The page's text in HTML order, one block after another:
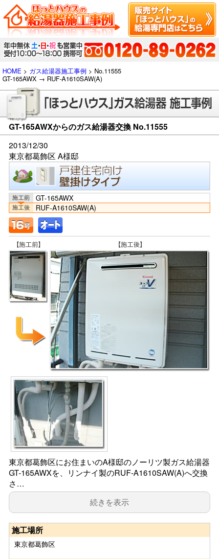
HOME > ガス給湯器施工事例 > No.11555
GT-165AWX → RUF-A1610SAW(A)
GT-165AWXからのガス給湯器交換 No.11555
2013/12/30
東京都葛飾区 A様邸
GT-165AWX
RUF-A1610SAW(A)
東京都葛飾区にお住まいのA様邸のノーリツ製ガス給湯器
GT-165AWXを、リンナイ製のRUF-A1610SAW(A)へ交換
さ…
続きを表示
施工場所
東京都葛飾区